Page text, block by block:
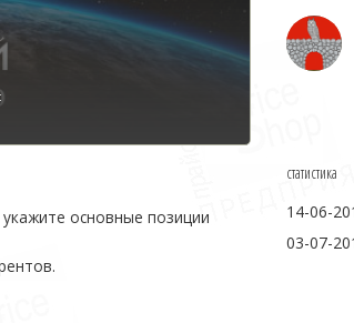
основные позиции
статистика
14-06-
03-07-